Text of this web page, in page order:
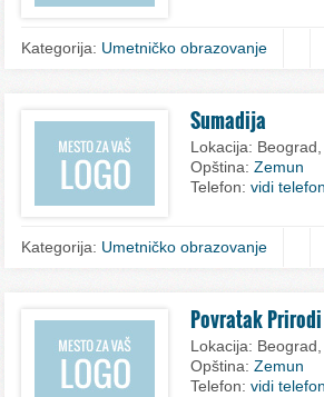
Kategorija: Umetničko obrazovanje
Sumadija
Lokacija:
Opština:Zemun
Telefon:vidi telefon
Kategorija: Umetničko obrazovanje
Povratak Prirodi
Lokacija:
Opština:Zemun
Telefon:vidi telefon